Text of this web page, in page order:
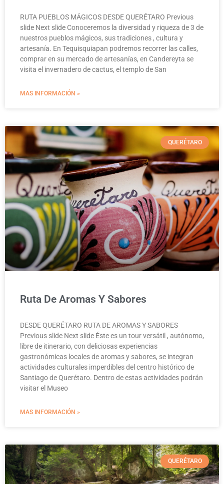
RUTA PUEBLOS MÁGICOS DESDE QUERÉTARO Previous
slide Next slide Conoceremos la diversidad y riqueza de 3 de
nuestros pueblos mágicos, sus tradiciones , cultura y
artesanía. En Tequisquiapan podremos recorrer las calles,
comprar en su mercado de artesanías, en Candereyta se
visita el invernadero de cactus, el templo de San
MAS INFORMACIÓN »
QUERÉTARO
Ruta De Aromas Y Sabores
DESDE QUERÉTARO RUTA DE AROMAS Y SABORES
Previous slide Next slide Éste es un tour versátil , autónomo,
libre de itinerario, con deliciosas experiencias
gastronómicas locales de aromas y sabores, se integran
actividades culturales imperdibles del centro histórico de
Santiago de Querétaro. Dentro de estas actividades podrán
visitar el Museo
MAS INFORMACIÓN »
QUERÉTARO